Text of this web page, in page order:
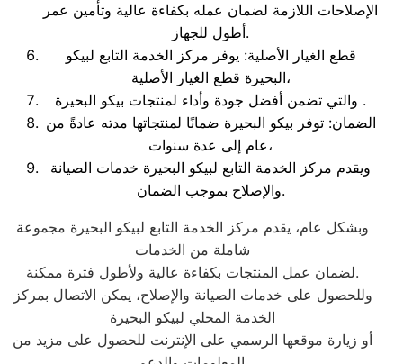
الإصلاحات اللازمة لضمان عمله بكفاءة عالية وتأمين عمر
أطول للجهاز.
قطع الغيار الأصلية: يوفر مركز الخدمة التابع لبيكو
البحيرة قطع الغيار الأصلية،
والتي تضمن أفضل جودة وأداء لمنتجات بيكو البحيرة .
الضمان: توفر بيكو البحيرة ضمانًا لمنتجاتها مدته عادةً من
عام إلى عدة سنوات،
ويقدم مركز الخدمة التابع لبيكو البحيرة خدمات الصيانة
والإصلاح بموجب الضمان.
وبشكل عام، يقدم مركز الخدمة التابع لبيكو البحيرة مجموعة
شاملة من الخدمات
لضمان عمل المنتجات بكفاءة عالية ولأطول فترة ممكنة.
وللحصول على خدمات الصيانة والإصلاح، يمكن الاتصال بمركز
الخدمة المحلي لبيكو البحيرة
أو زيارة موقعها الرسمي على الإنترنت للحصول على مزيد من